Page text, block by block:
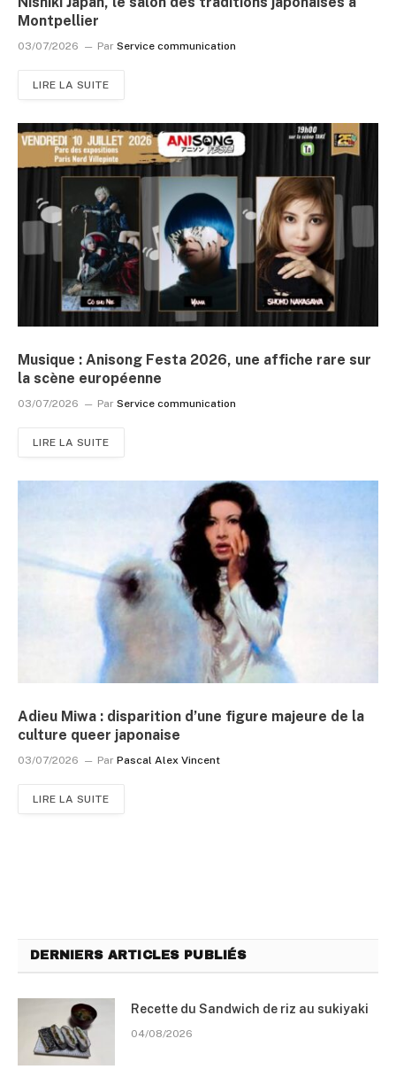
Montpellier
03/07/2026 Par Service communication
LIRE LA SUITE
Musique : Anisong Festa 2026, une affiche rare sur
la scène européenne
03/07/2026 Par Service communication
LIRE LA SUITE
Adieu Miwa : disparition d’une figure majeure de la
culture queer japonaise
03/07/2026 Par Pascal Alex Vincent
LIRE LA SUITE
DERNIERS ARTICLES PUBLIÉS
Recette du Sandwich de riz au sukiyaki
04/08/2026